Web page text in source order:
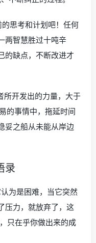
思考和计划吧！任何
两智慧胜过十吨辛
的缺点，不断改进才
所开发出的力量，大于
的事情中，拖延时间
妥之船从未能从岸边
录
为是困难，当它突然
压力，就放弃了，这
只在乎你做出来的成